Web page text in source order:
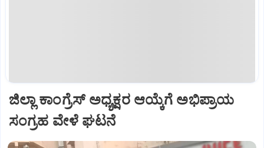
ಜಿಲ್ಲಾ ಕಾಂಗ್ರೆಸ್ ಅಧ್ಯಕ್ಷರ ಆಯ್ಕೆಗೆ ಅಭಿಪ್ರಾಯ
ಸಂಗ್ರಹ ವೇಳೆ ಘಟನೆ